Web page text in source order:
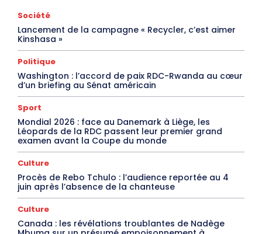
Société
Lancement de la campagne « Recycler, c’est aimer
Kinshasa »
Politique
Washington : l’accord de paix RDC-Rwanda au cœur
d’un briefing au Sénat américain
Sport
Mondial 2026 : face au Danemark à Liège, les
Léopards de la RDC passent leur premier grand
examen avant la Coupe du monde
Culture
Procès de Rebo Tchulo : l’audience reportée au 4
juin après l’absence de la chanteuse
Culture
Canada : les révélations troublantes de Nadège